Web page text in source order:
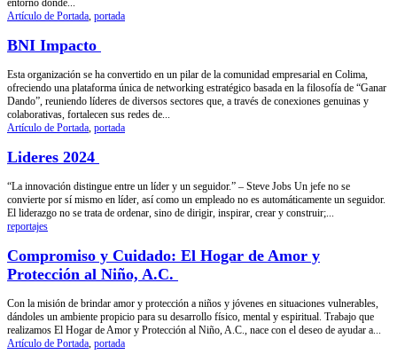
entorno donde...
Artículo de Portada, portada
BNI Impacto
Esta organización se ha convertido en un pilar de la comunidad empresarial en Colima,
ofreciendo una plataforma única de networking estratégico basada en la filosofía de “Ganar
Dando”, reuniendo líderes de diversos sectores que, a través de conexiones genuinas y
colaborativas, fortalecen sus redes de...
Artículo de Portada, portada
Lideres 2024
“La innovación distingue entre un líder y un seguidor.” – Steve Jobs Un jefe no se
convierte por sí mismo en líder, así como un empleado no es automáticamente un seguidor.
El liderazgo no se trata de ordenar, sino de dirigir, inspirar, crear y construir;...
reportajes
Compromiso y Cuidado: El Hogar de Amor y
Protección al Niño, A.C.
Con la misión de brindar amor y protección a niños y jóvenes en situaciones vulnerables,
dándoles un ambiente propicio para su desarrollo físico, mental y espiritual. Trabajo que
realizamos El Hogar de Amor y Protección al Niño, A.C., nace con el deseo de ayudar a...
Artículo de Portada portada